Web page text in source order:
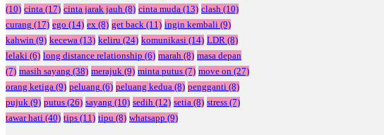
(10) cinta (17) cinta jarak jauh (8) cinta muda (13) clash (10)
curang (17) ego (14) ex (8) get back (11) ingin kembali (9)
kahwin (9) kecewa (13) keliru (24) komunikasi (14) LDR (8)
lelaki (6) long distance relationship (6) marah (8) masa depan
(7) masih sayang (38) merajuk (9) minta putus (7) move on (27)
orang ketiga (9) peluang (6) peluang kedua (8) pengganti (8)
pujuk (9) putus (26) sayang (10) sedih (12) setia (8) stress (7)
tawar hati (40) tips (11) tipu (8) whatsapp (9)